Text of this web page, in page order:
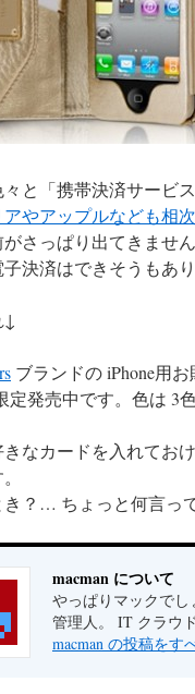
と「携帯決済サービ
やアップルなども相
さっぱり出てきませ
決済はできそうもあり
ブランドの iPhone用
定発売中です。色は 3
なカードを入れてお
？… ちょっと何言っ
macman について
やっぱりマックでし
管理人。 IT クラウ
macman の投稿をす